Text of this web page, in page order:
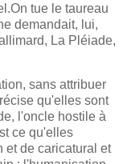
tue le taureau
demandait, lui,
La Pléiade,
sans attribuer
qu'elles sont
l'oncle hostile à
ce qu'elles
et de caricatural et